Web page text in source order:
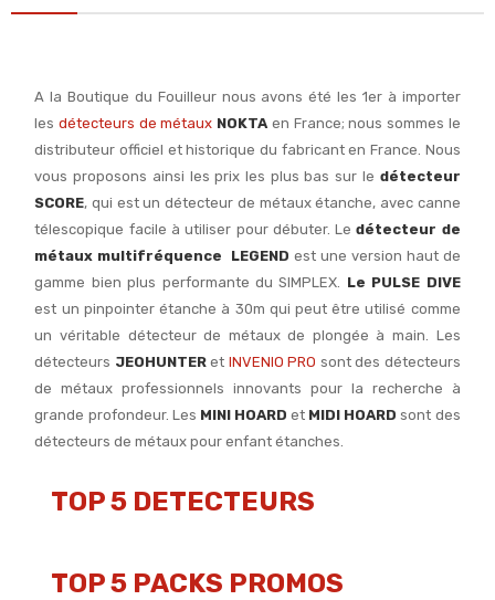
A la Boutique du Fouilleur nous avons été les 1er à importer
lesdétecteurs de métaux NOKTA en France; nous sommes le
distributeur officiel et historique du fabricant en France. Nous
vous proposons ainsi les prix les plus bas sur le détecteur
SCORE, qui est un détecteur de métaux étanche, avec canne
télescopique facile à utiliser pour débuter. Ledétecteur de
métaux multifréquence LEGEND est une version haut de
gamme bien plus performante du SIMPLEX. Le PULSE DIVE
est un pinpointer étanche à 30m qui peut être utilisé comme
un véritable détecteur de métaux de plongée à main. Les
détecteurs JEOHUNTERet INVENIO PRO sont des détecteurs
de métaux professionnels innovants pour la recherche à
grande profondeur. Les MINI HOARD et MIDI HOARD sont des
détecteurs de métaux pour enfant étanches.
TOP 5 DETECTEURS
TOP 5 PACKS PROMOS